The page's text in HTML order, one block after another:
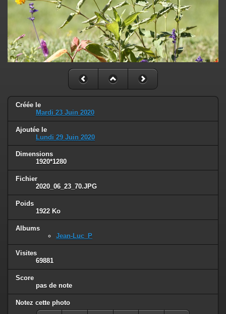
Créée le
Mardi 23 Juin 2020
Ajoutée le
Lundi 29 Juin 2020
Dimensions
1920*1280
Fichier
2020_06_23_70.JPG
Poids
1922 Ko
Albums
Jean-Luc_P
Visites
69881
Score
pas de note
Notez cette photo